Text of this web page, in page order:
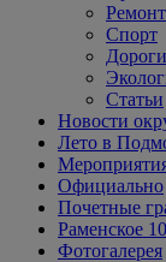
Спорт
Статьи
Новости
Лето в
Официально
Почетные
Раменское
Фотогалерея